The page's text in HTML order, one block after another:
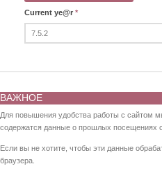
Current ye@r *
ВАЖНОЕ
Для повышения удобства работы с сайтом
содержатся данные о прошлых посещениях
Если вы не хотите, чтобы эти данные
браузера.